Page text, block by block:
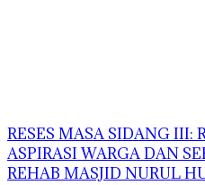
RESES MASA SIDANG III:
ASPIRASI WARGA DAN
REHAB MASJID NURUL